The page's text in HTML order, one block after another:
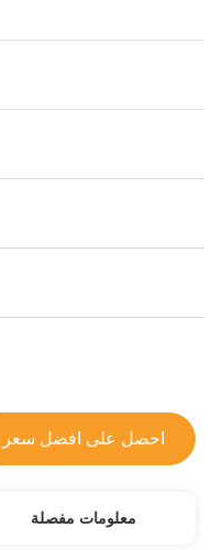
احصل على افضل سعر
معلومات مفصلة